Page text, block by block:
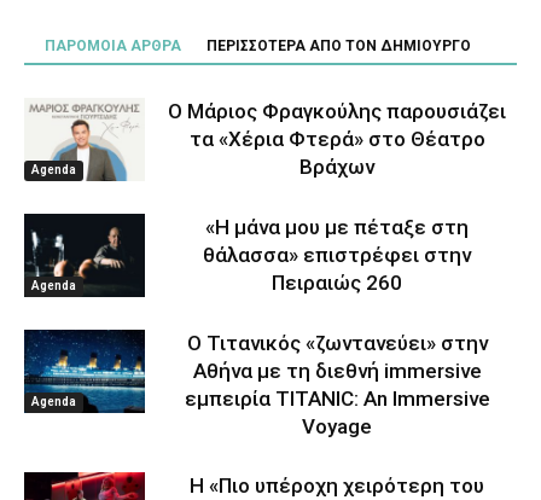
ΠΑΡΟΜΟΙΑ ΑΡΘΡΑ ΠΕΡΙΣΣΟΤΕΡΑ ΑΠΟ ΤΟΝ ΔΗΜΙΟΥΡΓΟ
Agenda
Ο Μάριος Φραγκούλης παρουσιάζει
τα «Χέρια Φτερά» στο Θέατρο
Βράχων
Agenda
«Η μάνα μου με πέταξε στη
θάλασσα» επιστρέφει στην
Πειραιώς 260
Agenda
Ο Τιτανικός «ζωντανεύει» στην
Αθήνα με τη διεθνή immersive
εμπειρία TITANIC: An Immersive
Voyage
Η «Πιο υπέροχη χειρότερη του